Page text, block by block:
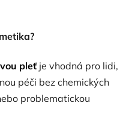
pleť je vhodná pro lidi,
péči bez chemických
problematickou